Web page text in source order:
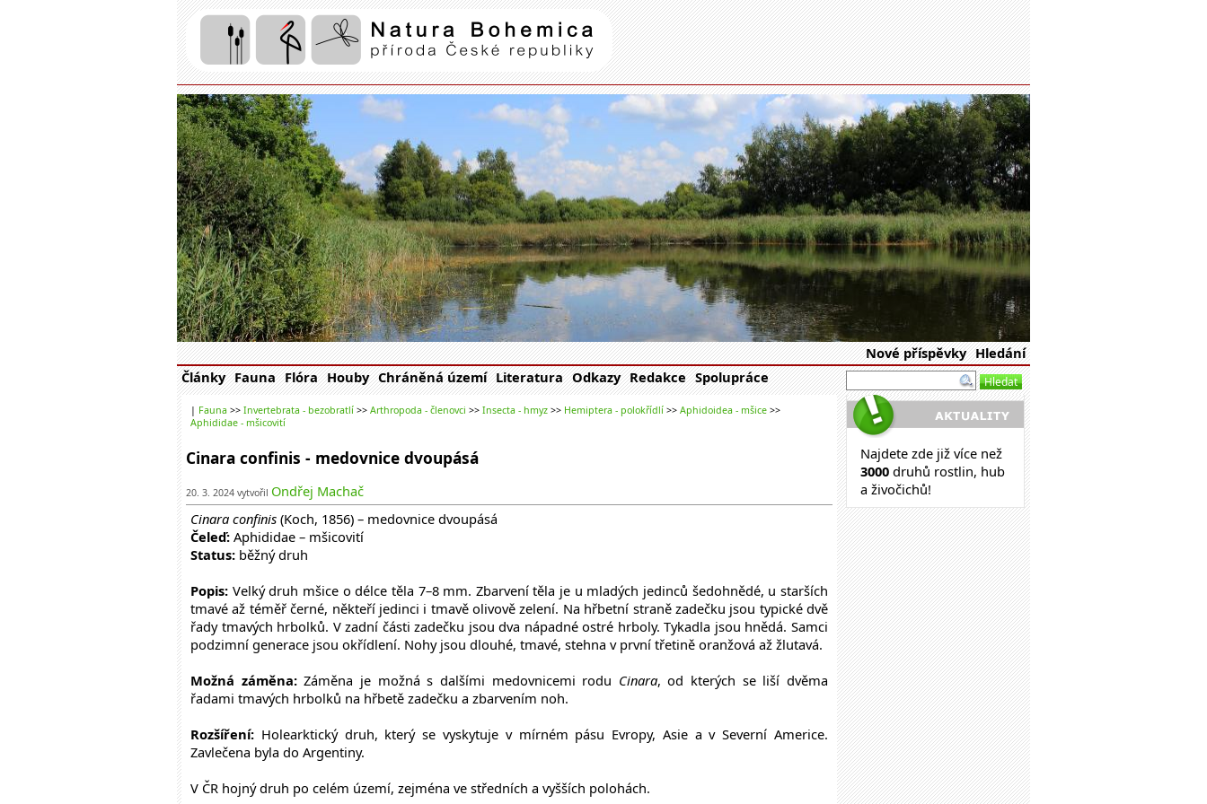
Natura Bohemica| příroda České republiky
Nové příspěvky Hledání
Články Fauna Flóra Houby Chráněná území Literatura Odkazy Redakce Spolupráce
| Fauna >> Invertebrata - bezobratlí >> Arthropoda - členovci >> Insecta - hmyz >> Hemiptera - polokřídlí >> Aphidoidea - mšice >>
Aphididae - mšicovití
Cinara confinis - medovnice dvoupásá
20. 3. 2024 vytvořil Ondřej Machač
Cinara confinis (Koch, 1856) – medovnice dvoupásá
Čeleď: Aphididae – mšicovití
Status: běžný druh
Popis: Velký druh mšice o délce těla 7–8 mm. Zbarvení těla je u mladých jedinců šedohnědé, u starších
tmavé až téměř černé, někteří jedinci i tmavě olivově zelení. Na hřbetní straně zadečku jsou typické dvě
řady tmavých hrbolků. V zadní části zadečku jsou dva nápadné ostré hrboly. Tykadla jsou hnědá. Samci
podzimní generace jsou okřídlení. Nohy jsou dlouhé, tmavé, stehna v první třetině oranžová až žlutavá.
Možná záměna:Záměna je možná s dalšími medovnicemi rodu Cinara, od kterých se liší dvěma
řadami tmavých hrbolků na hřbetě zadečku a zbarvením noh.
Rozšíření: Holearktický druh, který se vyskytuje v mírném pásu Evropy, Asie a v Severní Americe.
Zavlečena byla do Argentiny.
V ČR hojný druh po celém území, zejména ve středních a vyšších polohách.
Najdete zde již více než
3000 druhů rostlin, hub
a živočichů!